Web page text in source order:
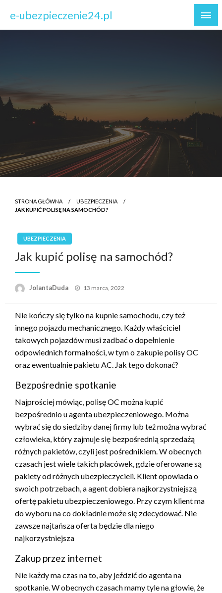
content
e-ubezpieczenie24.pl
STRONA GŁÓWNA
UBEZPIECZENIA
JAK KUPIĆ POLISĘ NA SAMOCHÓD?
UBEZPIECZENIA
Jak kupić polisę na samochód?
JolantaDuda
Opublikowane
13 marca, 2022
Nie kończy się tylko na kupnie samochodu, czy też
innego pojazdu mechanicznego. Każdy właściciel
takowych pojazdów musi zadbać o dopełnienie
odpowiednich formalności, w tym o zakupie polisy OC
oraz ewentualnie pakietu AC. Jak tego dokonać?
Bezpośrednie spotkanie
Najprościej mówiąc, polisę OC można kupić
bezpośrednio u agenta ubezpieczeniowego. Można
wybrać się do siedziby danej firmy lub też można wybrać
człowieka, który zajmuje się bezpośrednią sprzedażą
różnych pakietów, czyli jest pośrednikiem. W obecnych
czasach jest wiele takich placówek, gdzie oferowane są
pakiety od różnych ubezpieczycieli. Klient opowiada o
swoich potrzebach, a agent dobiera najkorzystniejszą
ofertę pakietu ubezpieczeniowego. Przy czym klient ma
do wyboru na co dokładnie może się zdecydować. Nie
zawsze najtańsza oferta będzie dla niego
najkorzystniejsza
Zakup przez internet
Nie każdy ma czas na to, aby jeździć do agenta na
spotkanie. W obecnych czasach mamy tyle na głowie, że